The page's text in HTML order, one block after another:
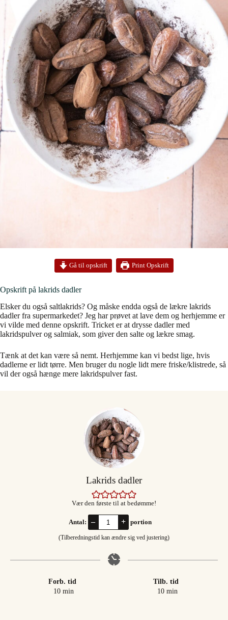
Gå til opskrift Print Opskrift
Opskrift på lakrids dadler
Elsker du også saltlakrids? Og måske endda også de lækre lakrids
dadler fra supermarkedet? Jeg har prøvet at lave dem og herhjemme er
vi vilde med denne opskrift. Tricket er at drysse dadler med
lakridspulver og salmiak, som giver den salte og lækre smag.
Tænk at det kan være så nemt. Herhjemme kan vi bedst lige, hvis
dadlerne er lidt tørre. Men bruger du nogle lidt mere friske/klistrede, så
vil der også hænge mere lakridspulver fast.
Lakrids dadler
Vær den første til at bedømme!
Antal: – + portion
(Tilberedningstid kan ændre sig ved justering)
Forb. tid
10minutter
min
Tilb. tid
10minutter
min